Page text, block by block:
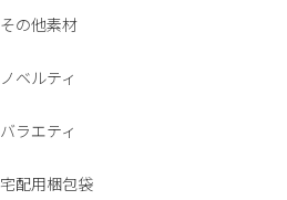
その他素材
ノベルティ
バラエティ
宅配用梱包袋